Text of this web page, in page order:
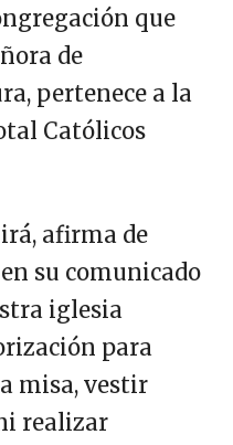
que
de
pertenece a la
Católicos
afirma de
su comunicado
iglesia
para
misa, vestir
realizar